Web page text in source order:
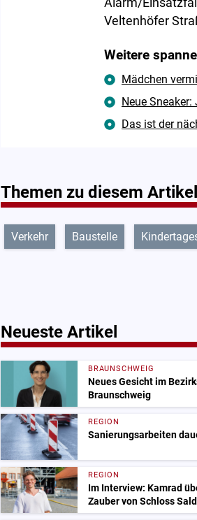
Alarm/
Veltenhöfer
Weitere
Mädchen
Neue
Das ist der
Themen zu diesem Artikel
Verkehr Baustelle
Neueste Artikel
BRAUNSCHWEIG
Neues Gesicht im
Braunschweig
REGION
Sanierungsarbeiten
REGION
Im Interview: Kamrad
Zauber von Schloss